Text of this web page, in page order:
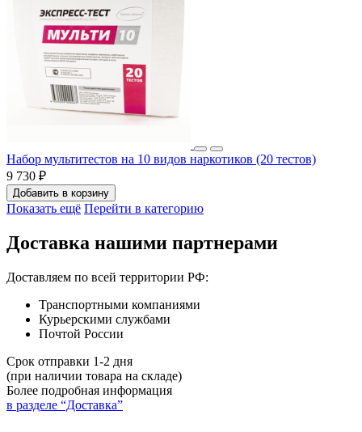
Набор мультитестов на 10 видов наркотиков (20 тестов)
9 730 ₽
Добавить в корзину
Показать ещё Перейти в категорию
Доставка нашими партнерами
Доставляем по всей территории РФ:
Транспортными компаниями
Курьерскими службами
Почтой России
Срок отправки 1-2 дня
(при наличии товара на складе)
Более подробная информация
в разделе “Доставка”